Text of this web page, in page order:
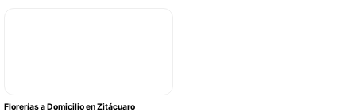
Florerías a Domicilio en Zitácuaro